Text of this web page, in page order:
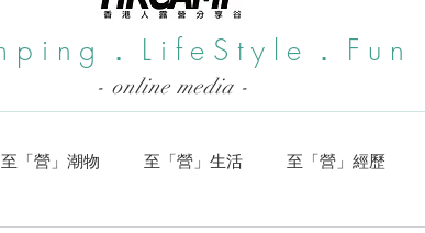
．LifeStyle．Fun
- online media -
至「營」潮物 至「營」生活 至「營」經歷